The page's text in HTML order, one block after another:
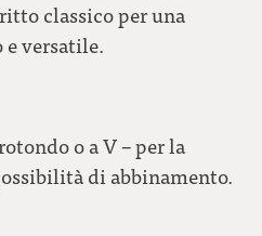
classico per una
versatile.
o a V – per la
di abbinamento.